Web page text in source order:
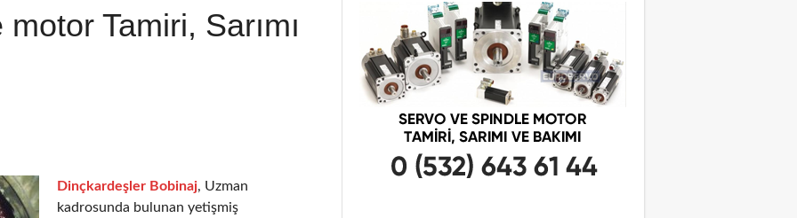
Tamiri, Sarımı
Dinçkardeşler Bobinaj, Uzman
kadrosunda bulunan yetişmiş